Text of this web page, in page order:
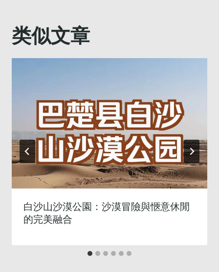
类似文章
白沙山沙漠公園：沙漠冒險與愜意休閒
的完美融合